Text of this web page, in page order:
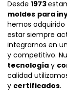
Desde 1973
moldes para
hemos
estar siempre
integrarnos en
y competitivo.
tecnología y
calidad
y certificados.